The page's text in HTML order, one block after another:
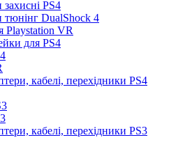
PS4
тюнінг DualShock 4
Playstation VR
для PS4
кабелі, перехідники PS4
кабелі, перехідники PS3